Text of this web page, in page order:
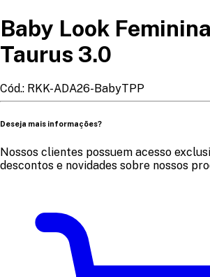
Baby Look
Taurus 3.0
Cód.: RKK-ADA26-BabyTPP
Deseja mais informações?
Nossos clientes possuem acesso
descontos e novidades sobre nossos